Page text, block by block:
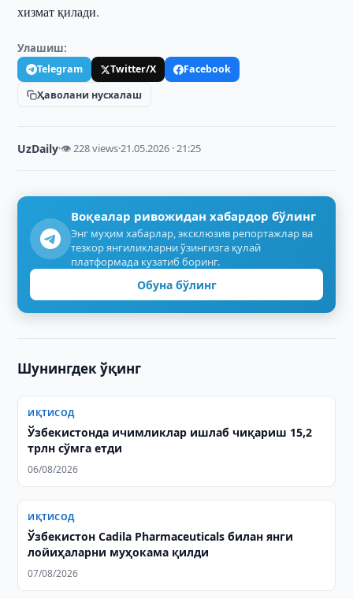
хизмат қилади.
Улашиш:
Telegram Twitter/X
Facebook
Ҳаволани нусхалаш
UzDaily·👁 228 views·21.05.2026 · 21:25
Воқеалар ривожидан хабардор бўлинг
Энг муҳим хабарлар, эксклюзив репортажлар ва
тезкор янгиликларни ўзингизга қулай
платформада кузатиб боринг.
Обуна бўлинг
Шунингдек ўқинг
ИҚТИСОД
Ўзбекистонда ичимликлар ишлаб чиқариш 15,2
трлн сўмга етди
06/08/2026
ИҚТИСОД
Ўзбекистон Cadila Pharmaceuticals билан янги
лойиҳаларни муҳокама қилди
07/08/2026